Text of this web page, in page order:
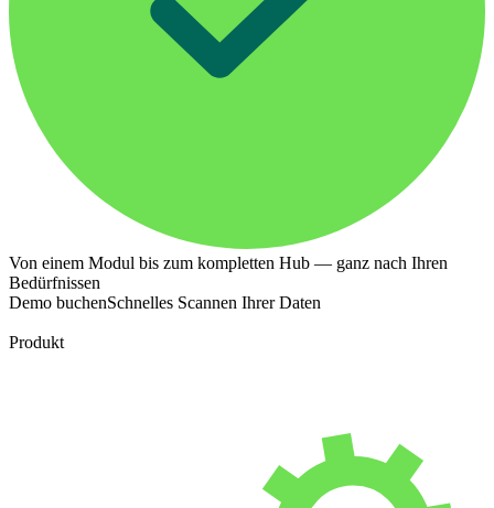
Von einem Modul bis zum kompletten Hub — ganz nach Ihren
Bedürfnissen
Demo buchenSchnelles Scannen Ihrer Daten
Produkt